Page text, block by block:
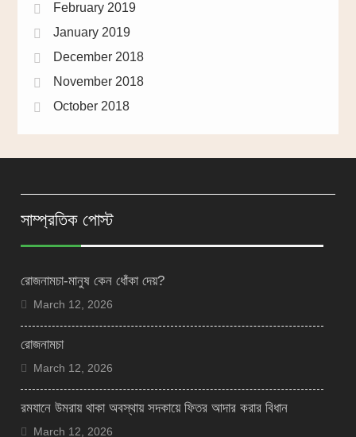
February 2019
January 2019
December 2018
November 2018
October 2018
সাম্প্রতিক পোস্ট
রোজনামচা-মানুষ কেন ধোঁকা দেয়?
March 12, 2026
রোজনামচা
March 12, 2026
রমযানে উমরায় থাকা অবস্থায় সদকায়ে ফিতর আদার করার বিধান
March 12, 2026